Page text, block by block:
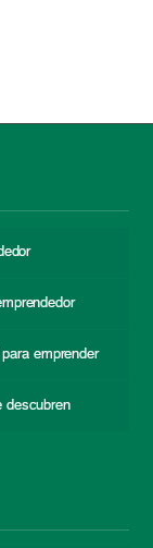
emprender
descubren